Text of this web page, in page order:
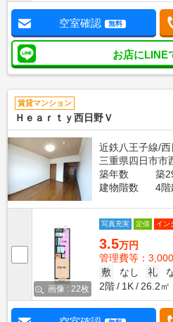
空室確認 無料
お店にLINE
賃貸マンション
Ｈｅａｒｔｙ西日野Ｖ
近鉄八王子線/
三重県四日市市
築年数
築
建物階数
4階
画像 : 22枚
写真充実 定借 イン
3.5万円
管理費等：
敷
なし 礼
2階
1K 26.2㎡